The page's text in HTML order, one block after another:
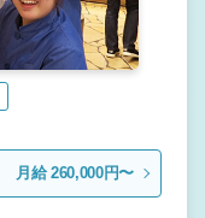
月給 260,000円〜